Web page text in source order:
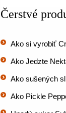
Čerstvé
Ako si vyrobiť
Ako Jedzte
Ako sušených
Ako Pickle